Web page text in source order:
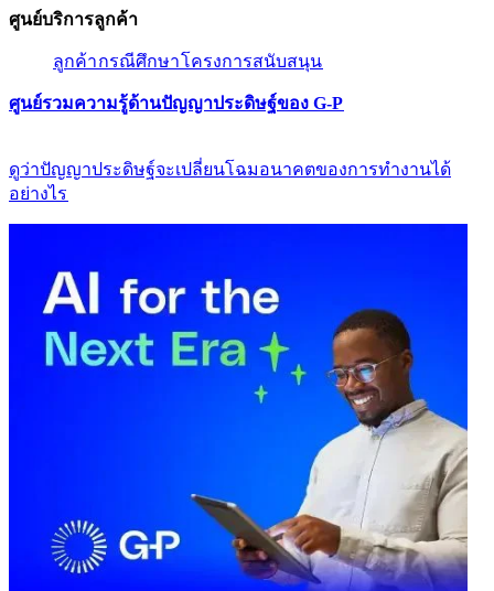
ศูนย์บริการลูกค้า​​
ลูกค้า​​กรณีศึกษา​​โครงการสนับสนุน​​
ศูนย์รวมความรู้ด้านปัญญาประดิษฐ์ของ G-P​​
ดูว่าปัญญาประดิษฐ์จะเปลี่ยนโฉมอนาคตของการทำงานได้
อย่างไร​​